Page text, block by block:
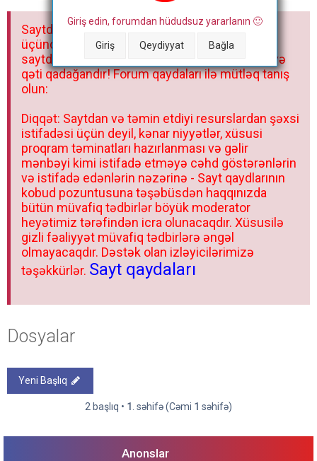
a
Giriş edin, forumdan hüdudsuz yararlanın 🙂
Giriş Qeydiyyat Bağla
Saytdakı materiallar yalnız fərdi istifadəniz
üçündür. Materialları istisnasız heç bir qrupda,
saytda və sosial şəbəkədə paylaşmaq olmaz və
qəti qadağandır! Forum qaydaları ilə mütləq tanış
olun:
Diqqət: Saytdan və təmin etdiyi resurslardan şəxsi
istifadəsi üçün deyil, kənar niyyətlər, xüsusi
proqram təminatları hazırlanması və gəlir
mənbəyi kimi istifadə etməyə cəhd göstərənlərin
və istifadə edənlərin nəzərinə - Sayt qaydlarının
kobud pozuntusuna təşəbüsdən haqqınızda
bütün müvafiq tədbirlər böyük moderator
heyətimiz tərəfindən icra olunacaqdır. Xüsusilə
gizli fəaliyyət müvafiq tədbirlərə əngəl
olmayacaqdır. Dəstək olan izləyicilərimizə
təşəkkürlər. Sayt qaydaları
Dosyalar
Yeni Başlıq
2 başlıq • 1 . səhifə (Cəmi 1 səhifə)
Anonslar